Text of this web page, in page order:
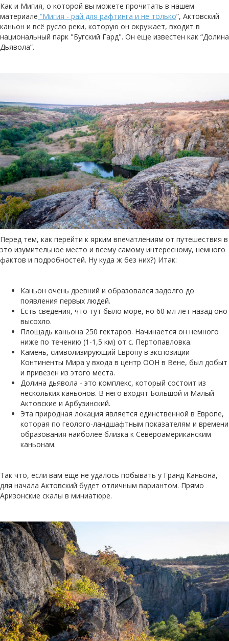
Как и Мигия, о которой вы можете прочитать в нашем
материале “Мигия - рай для рафтинга и не только”, Актовский
каньон и всё русло реки, которую он окружает, входит в
национальный парк "Бугский Гард". Он еще известен как “Долина
Дьявола”.
Перед тем, как перейти к ярким впечатлениям от путешествия в
это изумительное место и всему самому интересному, немного
фактов и подробностей. Ну куда ж без них?) Итак:
Каньон очень древний и образовался задолго до
появления первых людей.
Есть сведения, что тут было море, но 60 мл лет назад оно
высохло.
Площадь каньона 250 гектаров. Начинается он немного
ниже по течению (1-1,5 км) от с. Пертопавловка.
Камень, символизирующий Европу в экспозиции
Континенты Мира у входа в центр ООН в Вене, был добыт
и привезен из этого места.
Долина дьявола - это комплекс, который состоит из
нескольких каньонов. В него входят Большой и Малый
Актовские и Арбузинский.
Эта природная локация является единственной в Европе,
которая по геолого-ландшафтным показателям и времени
образования наиболее близка к Североамериканским
каньонам.
Так что, если вам еще не удалось побывать у Гранд Каньона,
для начала Актовский будет отличным вариантом. Прямо
Аризонские скалы в миниатюре.